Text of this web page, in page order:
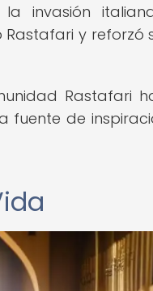
invasión
y reforzó
Rastafari
fuente de